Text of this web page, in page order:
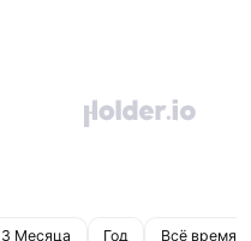
3 Месяца Год Всё время